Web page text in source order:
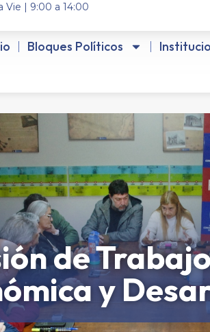
Vie | 9:00 a 14:00
Bloques Políticos
de
y